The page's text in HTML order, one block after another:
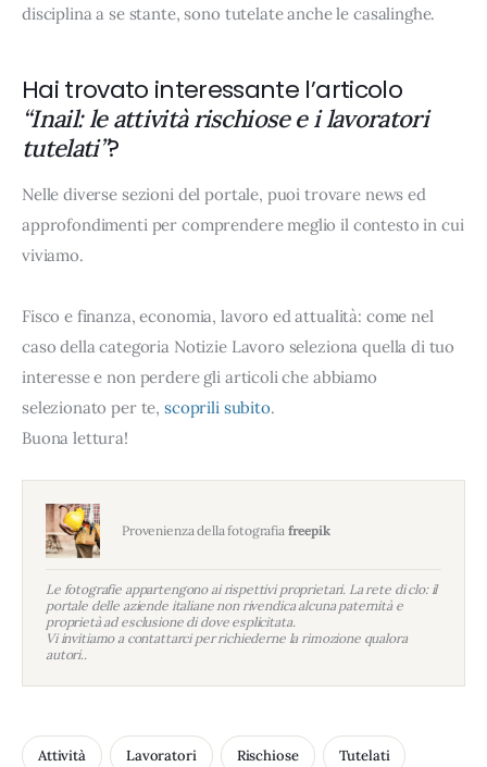
disciplina a se stante, sono tutelate anche le casalinghe.
Hai trovato interessante l’articolo
“Inail: le attività rischiose e i lavoratori
tutelati”?
Nelle diverse sezioni del portale, puoi trovare news ed
approfondimenti per comprendere meglio il contesto in cui
viviamo.
Fisco e finanza, economia, lavoro ed attualità: come nel
caso della categoria Notizie Lavoro seleziona quella di tuo
interesse e non perdere gli articoli che abbiamo
selezionato per te, scoprili subito.
Buona lettura!
Provenienza della fotografia freepik
Le fotografie appartengono ai rispettivi proprietari. La rete di clo: il
portale delle aziende italiane non rivendica alcuna paternità e
proprietà ad esclusione di dove esplicitata.
Vi invitiamo a contattarci per richiederne la rimozione qualora
autori..
Attività Lavoratori Rischiose Tutelati